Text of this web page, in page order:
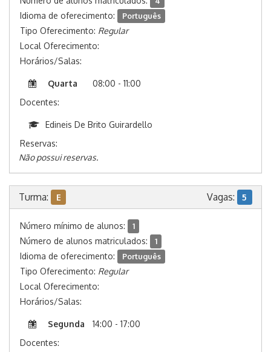
Idioma de oferecimento: Português
Tipo Oferecimento: Regular
Local Oferecimento:
Horários/Salas:
Quarta
08:00 - 11:00
Docentes:
Edineis De Brito Guirardello
Reservas:
Não possui reservas.
Turma: E Vagas: 5
Número mínimo de alunos: 1
Número de alunos matriculados: 1
Idioma de oferecimento: Português
Tipo Oferecimento: Regular
Local Oferecimento:
Horários/Salas:
Segunda
14:00 - 17:00
Docentes: